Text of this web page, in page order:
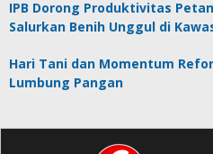
IPB Dorong Produktivitas
Salurkan Benih Unggul di
Hari Tani dan Momentum
Lumbung Pangan